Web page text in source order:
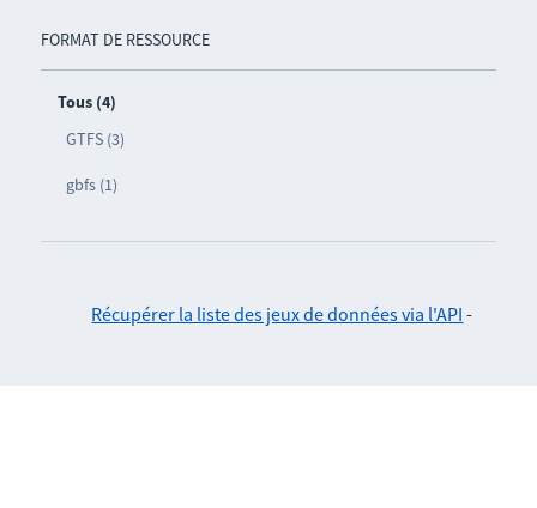
FORMAT DE RESSOURCE
Tous (4)
GTFS (3)
gbfs (1)
Récupérer la liste des jeux de données via l'API -